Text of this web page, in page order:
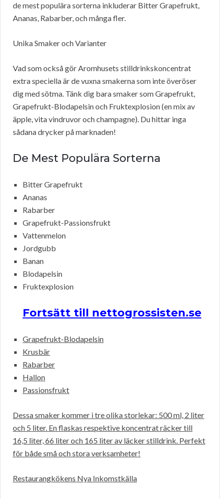
de mest populära sorterna inkluderar Bitter Grapefrukt,
Ananas, Rabarber, och många fler.
Unika Smaker och Varianter
Vad som också gör Aromhusets stilldrinkskoncentrat
extra speciella är de vuxna smakerna som inte överöser
dig med sötma. Tänk dig bara smaker som Grapefrukt,
Grapefrukt-Blodapelsin och Fruktexplosion (en mix av
äpple, vita vindruvor och champagne). Du hittar inga
sådana drycker på marknaden!
De Mest Populära Sorterna
Bitter Grapefrukt
Ananas
Rabarber
Grapefrukt-Passionsfrukt
Vattenmelon
Jordgubb
Banan
Blodapelsin
Fruktexplosion
Fortsätt till nettogrossisten.se
Grapefrukt-Blodapelsin
Krusbär
Rabarber
Hallon
Passionsfrukt
Dessa smaker kommer i tre olika storlekar: 500 ml, 2 liter
och 5 liter. En flaskas respektive koncentrat räcker till
16,5 liter, 66 liter och 165 liter av läcker stilldrink. Perfekt
för både små och stora verksamheter!
Restaurangkökens Nya Inkomstkälla